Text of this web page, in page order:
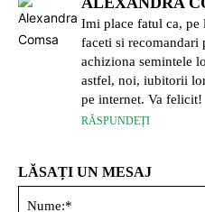
Imi place fatul ca, pe
faceti si recomandari
achiziona semintele
astfel, noi, iubitorii
pe internet. Va felicit!
RĂSPUNDEȚI
LĂSAȚI UN MESAJ